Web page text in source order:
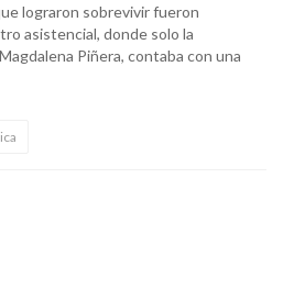
lograron sobrevivir fueron
asistencial, donde solo la
Piñera, contaba con una